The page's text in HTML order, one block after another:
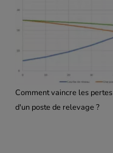
Comment vaincre les
d'un poste de relevage ?